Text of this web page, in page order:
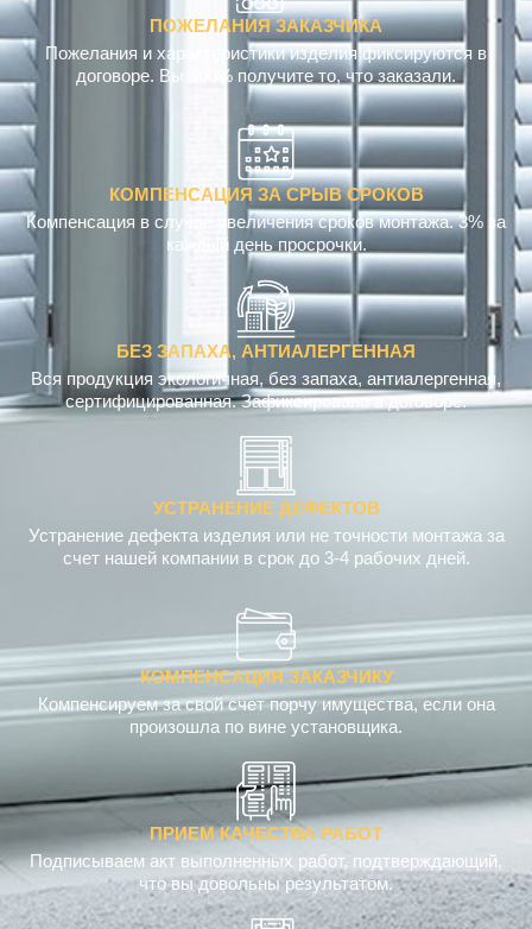
ПОЖЕЛАНИЯ ЗАКАЗЧИКА
Пожелания и характеристики изделия фиксируются в
договоре. Вы 100% получите то, что заказали.
КОМПЕНСАЦИЯ ЗА СРЫВ СРОКОВ
Компенсация в случае увеличения сроков монтажа. 3% за
каждый день просрочки.
БЕЗ ЗАПАХА, АНТИАЛЕРГЕННАЯ
Вся продукция экологичная, без запаха, антиалергенная,
сертифицированная. Зафиксировано в договоре.
УСТРАНЕНИЕ ДЕФЕКТОВ
Устранение дефекта изделия или не точности монтажа за
счет нашей компании в срок до 3-4 рабочих дней.
КОМПЕНСАЦИЯ ЗАКАЗЧИКУ
Компенсируем за свой счет порчу имущества, если она
произошла по вине установщика.
ПРИЕМ КАЧЕСТВА РАБОТ
Подписываем акт выполненных работ, подтверждающий,
что вы довольны результатом.